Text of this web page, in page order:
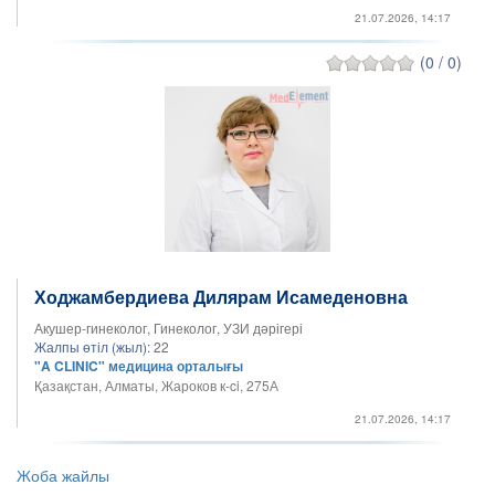
21.07.2026, 14:17
(0 / 0)
Ходжамбердиева Дилярам Исамеденовна
Акушер-гинеколог, Гинеколог, УЗИ дәрігері
Жалпы өтіл (жыл):22
"A CLINIC" медицина орталығы
Қазақстан, Алматы, Жароков к-ci, 275А
21.07.2026, 14:17
Жоба жайлы